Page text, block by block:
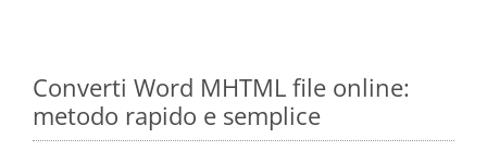
Converti Word MHTML file online:
metodo rapido e semplice